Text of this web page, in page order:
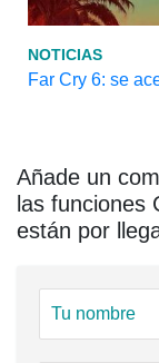
NOTICIAS
Far Cry 6: se
Añade un
las funciones
están por